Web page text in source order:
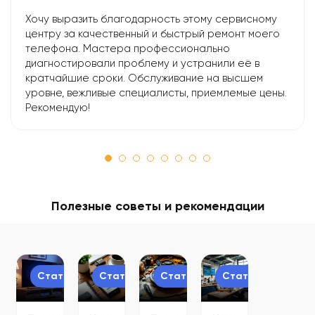
Хочу выразить благодарность этому сервисному
центру за качественный и быстрый ремонт моего
телефона. Мастера профессионально
диагностировали проблему и устранили её в
кратчайшие сроки. Обслуживание на высшем
уровне, вежливые специалисты, приемлемые цены.
Рекомендую!
Полезные советы и рекомендации
Статьи Статьи Статьи Статьи